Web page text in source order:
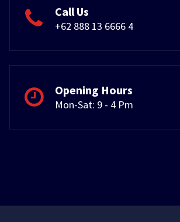
Call Us
+62 888 13 6666 4
Opening Hours
Mon-Sat: 9 - 4 Pm